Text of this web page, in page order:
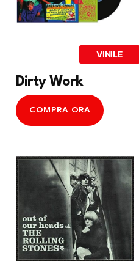
VINILE
Dirty Work
COMPRA ORA